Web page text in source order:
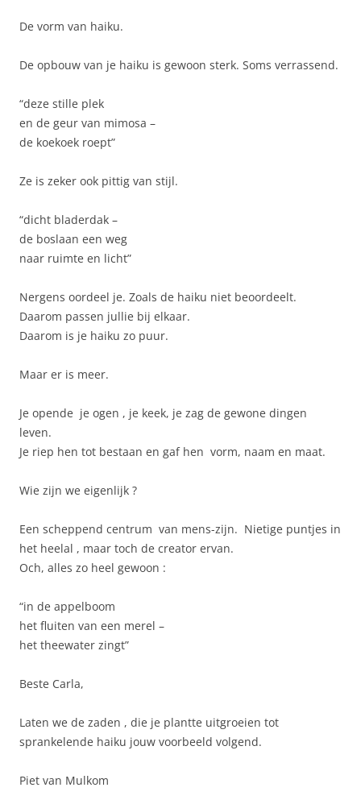
De vorm van haiku.
De opbouw van je haiku is gewoon sterk. Soms verrassend.
“deze stille plek
en de geur van mimosa –
de koekoek roept”
Ze is zeker ook pittig van stijl.
“dicht bladerdak –
de boslaan een weg
naar ruimte en licht”
Nergens oordeel je. Zoals de haiku niet beoordeelt.
Daarom passen jullie bij elkaar.
Daarom is je haiku zo puur.
Maar er is meer.
Je opende je ogen , je keek, je zag de gewone dingen
leven.
Je riep hen tot bestaan en gaf hen vorm, naam en maat.
Wie zijn we eigenlijk ?
Een scheppend centrum van mens-zijn. Nietige puntjes in
het heelal , maar toch de creator ervan.
Och, alles zo heel gewoon :
“in de appelboom
het fluiten van een merel –
het theewater zingt”
Beste Carla,
Laten we de zaden , die je plantte uitgroeien tot
sprankelende haiku jouw voorbeeld volgend.
Piet van Mulkom